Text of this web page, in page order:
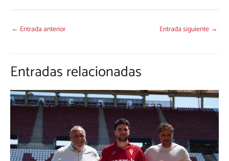
← Entrada anterior Entrada siguiente →
Entradas relacionadas